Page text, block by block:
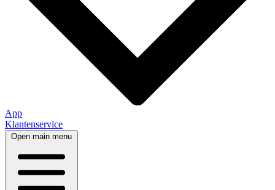
App
Klantenservice
Open main menu